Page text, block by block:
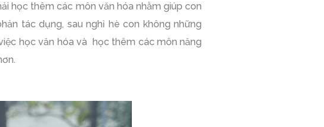
học thêm các môn văn hóa nhằm giúp con
tác dụng, sau nghỉ hè con không những
học văn hóa và học thêm các môn năng